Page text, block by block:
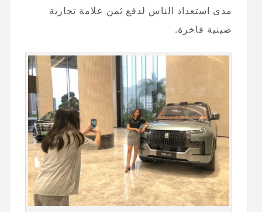
مدى استعداد الناس لدفع ثمن علامة تجارية
صينية فاخرة.